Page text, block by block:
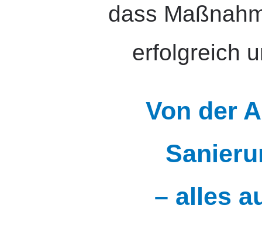
dass
erfolgreich
Von der
– alles